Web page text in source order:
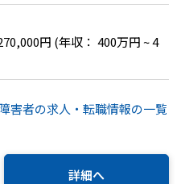
円 (年収： 400万円 ~ 4
害者の求人・転職情報の一覧
詳細へ